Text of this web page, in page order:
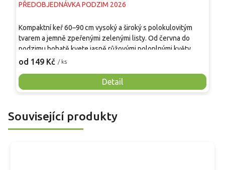
PŘEDOBJEDNÁVKA PODZIM 2026
od 149 Kč / ks
Detail
Kompaktní keř 60–90 cm vysoký a široký s polokulovitým
tvarem a jemně zpeřenými zelenými listy. Od června do
podzimu bohatě kvete jasně růžovými poloplnými květy,
které odolávají blednutí. Díky výjimečné mrazuvzdornosti
oblastech bez zimního krytí. Vhodný jako solitér, do
skupinových výsadeb, nízkých živých plotů či okrajů záhonů.
Související produkty